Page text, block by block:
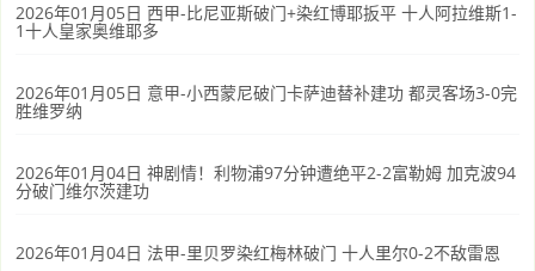
2026年01月05日 西甲-比尼亚斯破门+染红博耶扳平 十人阿拉维斯1-
1十人皇家奥维耶多
2026年01月05日 意甲-小西蒙尼破门卡萨迪替补建功 都灵客场3-0完
胜维罗纳
2026年01月04日 神剧情！利物浦97分钟遭绝平2-2富勒姆 加克波94
分破门维尔茨建功
2026年01月04日 法甲-里贝罗染红梅林破门 十人里尔0-2不敌雷恩